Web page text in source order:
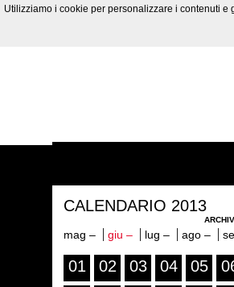
CALENDARIO 2013
mag – giu – lug – ago –
01 02 03 04 05
Utilizziamo i cookie per personalizzare i contenuti